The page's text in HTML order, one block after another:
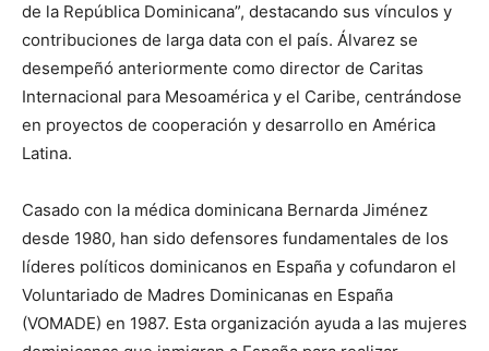
de la República Dominicana”, destacando sus vínculos y
contribuciones de larga data con el país. Álvarez se
desempeñó anteriormente como director de Caritas
Internacional para Mesoamérica y el Caribe, centrándose
en proyectos de cooperación y desarrollo en América
Latina.
Casado con la médica dominicana Bernarda Jiménez
desde 1980, han sido defensores fundamentales de los
líderes políticos dominicanos en España y cofundaron el
Voluntariado de Madres Dominicanas en España
(VOMADE) en 1987. Esta organización ayuda a las mujeres